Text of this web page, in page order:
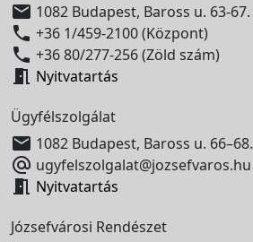
 1082 Budapest, Baross u. 63-67.
 +36 1/459-2100 (Központ)
 +36 80/277-256 (Zöld szám)
 Nyitvatartás
Ügyfélszolgálat
 1082 Budapest, Baross u. 66–68.
 ugyfelszolgalat@jozsefvaros.hu
 Nyitvatartás
Józsefvárosi Rendészet